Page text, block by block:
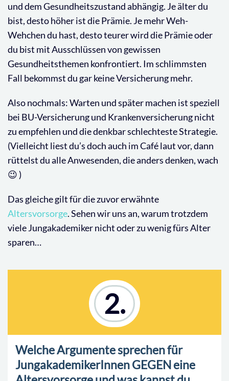
und dem Gesundheitszustand abhängig. Je älter du
bist, desto höher ist die Prämie. Je mehr Weh-
Wehchen du hast, desto teurer wird die Prämie oder
du bist mit Ausschlüssen von gewissen
Gesundheitsthemen konfrontiert. Im schlimmsten
Fall bekommst du gar keine Versicherung mehr.
Also nochmals: Warten und später machen ist speziell
bei BU-Versicherung und Krankenversicherung nicht
zu empfehlen und die denkbar schlechteste Strategie.
(Vielleicht liest du’s doch auch im Café laut vor, dann
rüttelst du alle Anwesenden, die anders denken, wach
😉 )
Das gleiche gilt für die zuvor erwähnte
Altersvorsorge. Sehen wir uns an, warum trotzdem
viele Jungakademiker nicht oder zu wenig fürs Alter
sparen…
2.
Welche Argumente sprechen für
JungakademikerInnen GEGEN eine